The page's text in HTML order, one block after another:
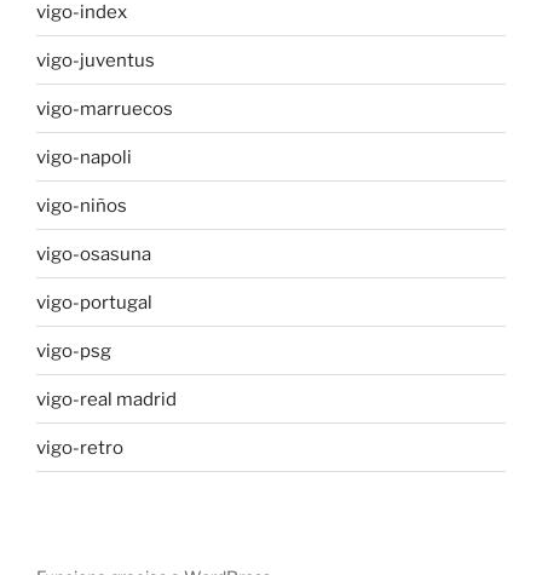
vigo-index
vigo-juventus
vigo-marruecos
vigo-napoli
vigo-niños
vigo-osasuna
vigo-portugal
vigo-psg
vigo-real madrid
vigo-retro